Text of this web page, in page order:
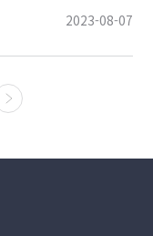
2023-08-07